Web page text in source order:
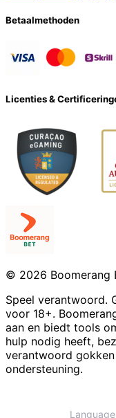
Betaalmethoden
Licenties &
© 2026 Boomerang
Speel verantwoord.
voor 18+.
aan en biedt tools
hulp nodig heeft,
verantwoord
ondersteuning.